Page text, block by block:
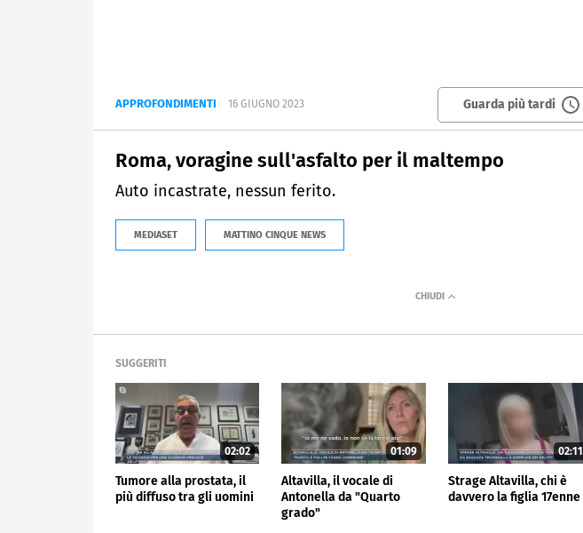
APPROFONDIMENTI 16 GIUGNO 2023 Guarda più tardi
Roma, voragine sull'asfalto per il maltempo
Auto incastrate, nessun ferito.
MEDIASET MATTINO CINQUE NEWS
SUGGERITI
02:02
Tumore alla prostata, il
più diffuso tra gli uomini
01:09
Altavilla, il vocale di
Antonella da "Quarto
grado"
02:11
Strage Altavilla, chi è
davvero la figlia 17enne